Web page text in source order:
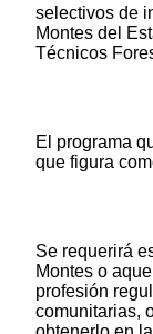
selectivos de
Montes del
Técnicos
El programa
que figura
Se requerirá
Montes o
profesión
comunitarias,